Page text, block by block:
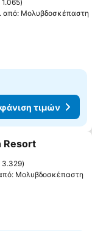
1.065
από: Μολυβδοσκέπαστη
τιμών
αγαπημένα
Resort
3.329
Μολυβδοσκέπαστη